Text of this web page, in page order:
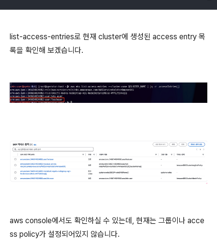
list-access-entries로 현재 cluster에 생성된 access entry 목
록을 확인해 보겠습니다.
aws console에서도 확인하실 수 있는데, 현재는 그룹이나 acce
ss policy가 설정되어있지 않습니다.